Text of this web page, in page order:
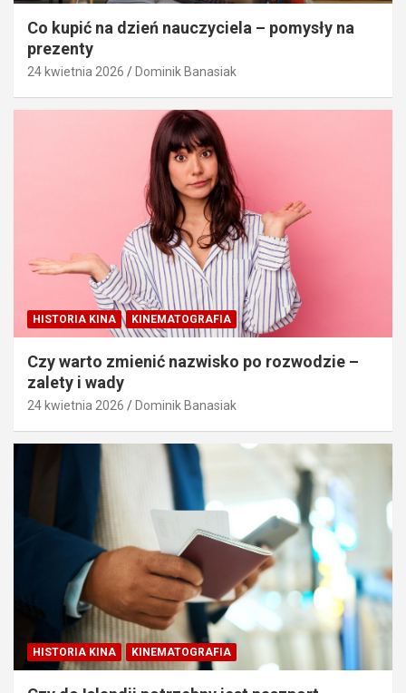
Co kupić na dzień nauczyciela – pomysły na
prezenty
24 kwietnia 2026 Dominik Banasiak
HISTORIA KINA KINEMATOGRAFIA
Czy warto zmienić nazwisko po rozwodzie –
zalety i wady
24 kwietnia 2026 Dominik Banasiak
HISTORIA KINA KINEMATOGRAFIA